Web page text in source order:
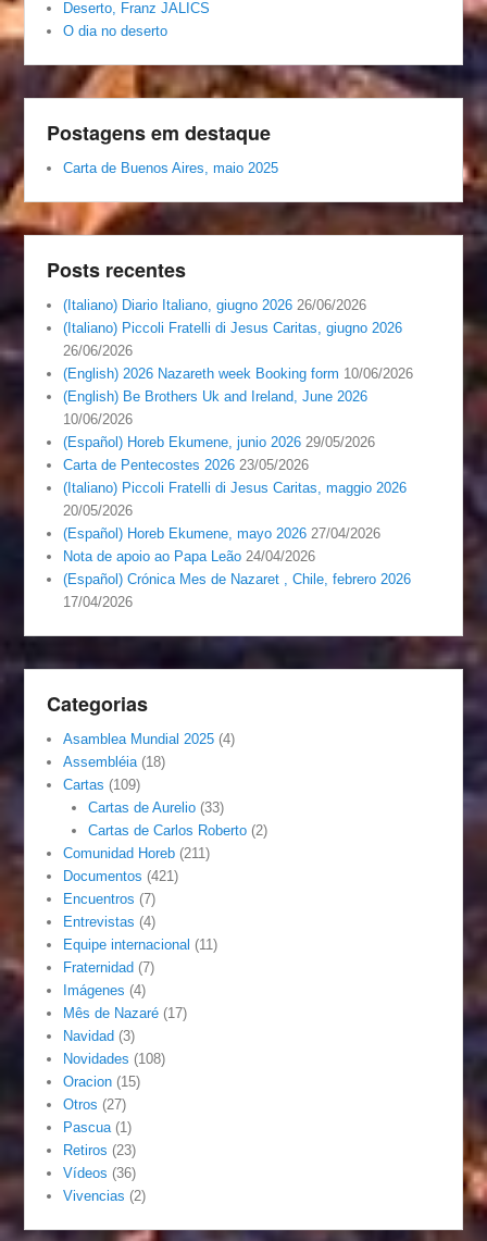
Deserto, Franz JALICS
O dia no deserto
Postagens em destaque
Carta de Buenos Aires, maio 2025
Posts recentes
(Italiano) Diario Italiano, giugno 2026 26/06/2026
(Italiano) Piccoli Fratelli di Jesus Caritas, giugno 2026
26/06/2026
(English) 2026 Nazareth week Booking form 10/06/2026
(English) Be Brothers Uk and Ireland, June 2026
10/06/2026
(Español) Horeb Ekumene, junio 2026 29/05/2026
Carta de Pentecostes 2026 23/05/2026
(Italiano) Piccoli Fratelli di Jesus Caritas, maggio 2026
20/05/2026
(Español) Horeb Ekumene, mayo 2026 27/04/2026
Nota de apoio ao Papa Leão 24/04/2026
(Español) Crónica Mes de Nazaret , Chile, febrero 2026
17/04/2026
Categorias
Asamblea Mundial 2025 (4)
Assembléia (18)
Cartas (109)
Cartas de Aurelio(33)
Cartas de Carlos Roberto(2)
Comunidad Horeb (211)
Documentos (421)
Encuentros (7)
Entrevistas (4)
Equipe internacional (11)
Fraternidad (7)
Imágenes (4)
Mês de Nazaré (17)
Navidad (3)
Novidades (108)
Oracion (15)
Otros (27)
Pascua (1)
Retiros (23)
Vídeos (36)
Vivencias (2)